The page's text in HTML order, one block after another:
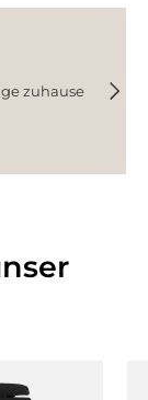
zuhause